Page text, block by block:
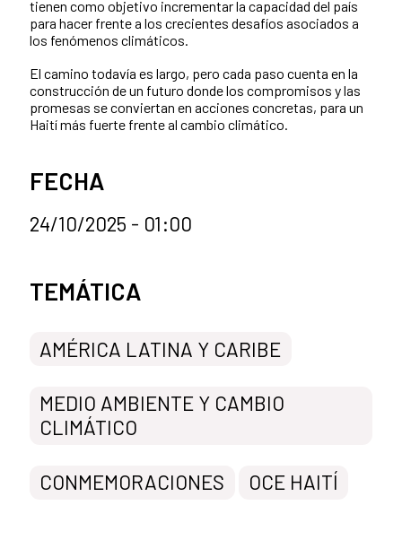
tienen como objetivo incrementar la capacidad del país
para hacer frente a los crecientes desafíos asociados a
los fenómenos climáticos.
El camino todavía es largo, pero cada paso cuenta en la
construcción de un futuro donde los compromisos y las
promesas se conviertan en acciones concretas, para un
Haití más fuerte frente al cambio climático.
FECHA
24/10/2025 - 01:00
Categorías de la noticia
TEMÁTICA
AMÉRICA LATINA Y CARIBE
MEDIO AMBIENTE Y CAMBIO
CLIMÁTICO
CONMEMORACIONES OCE HAITÍ